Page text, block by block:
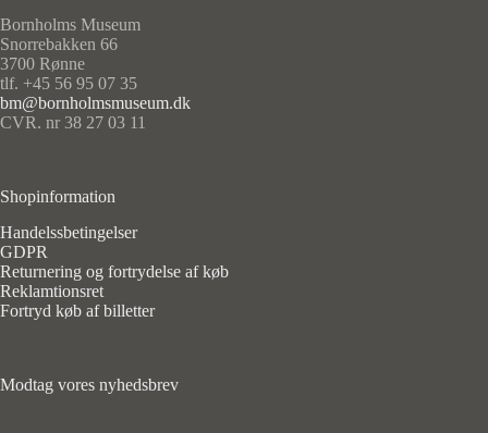
Bornholms Museum
Snorrebakken 66
3700 Rønne
tlf. +45 56 95 07 35
bm@bornholmsmuseum.dk
CVR. nr 38 27 03 11
Shopinformation
Handelssbetingelser
GDPR
Returnering og fortrydelse af køb
Reklamtionsret
Fortryd køb af billetter
Modtag vores nyhedsbrev